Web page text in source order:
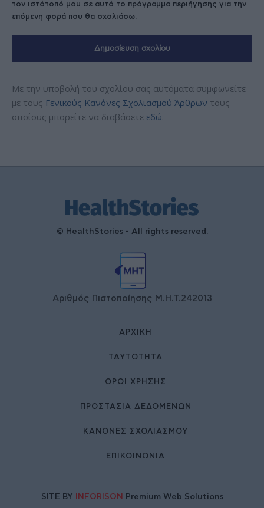
τον ιστότοπό μου σε αυτό το πρόγραμμα περιήγησης για την
επόμενη φορά που θα σχολιάσω.
Με την υποβολή του σχολίου σας αυτόματα συμφωνείτε
με τους Γενικούς Κανόνες Σχολιασμού Άρθρων τους
οποίους μπορείτε να διαβάσετε εδώ.
© HealthStories - All rights reserved.
Αριθμός Πιστοποίησης Μ.Η.Τ.242013
ΑΡΧΙΚΉ
ΤΑΥΤΌΤΗΤΑ
ΌΡΟΙ ΧΡΉΣΗΣ
ΠΡΟΣΤΑΣΙΑ ΔΕΔΟΜΕΝΩΝ
ΚΑΝΟΝΕΣ ΣΧΟΛΙΑΣΜΟΥ
ΕΠΙΚΟΙΝΩΝΊΑ
SITE BY INFORISON Premium Web Solutions